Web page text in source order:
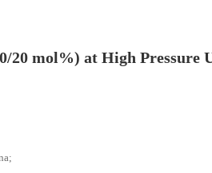
20 mol%) at High Pressure